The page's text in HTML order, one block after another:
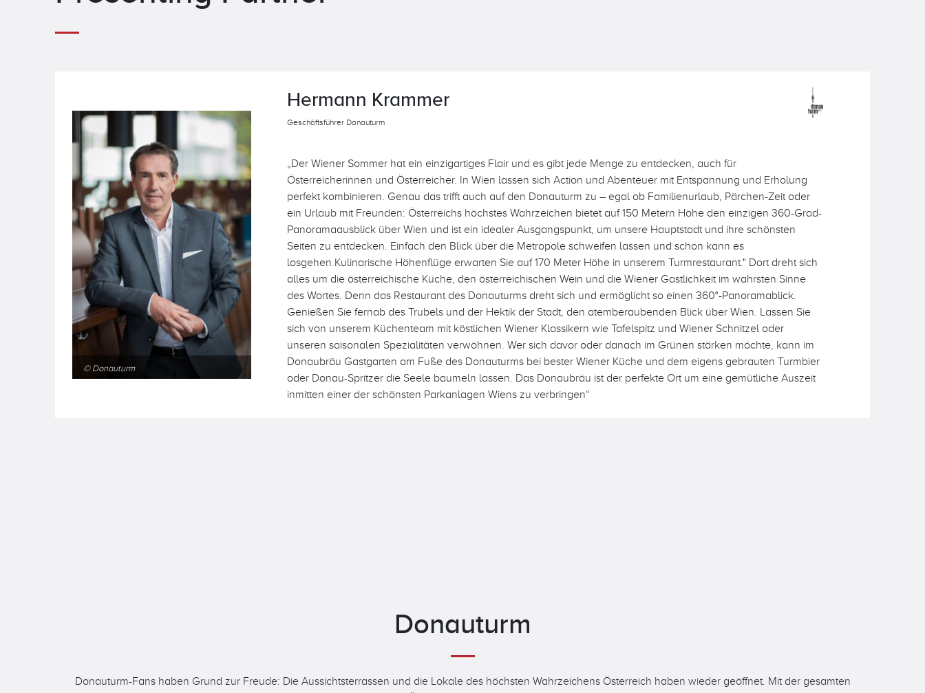
© Donauturm
Hermann Krammer
Geschäftsführer Donauturm
„Der Wiener Sommer hat ein einzigartiges Flair und es gibt jede Menge zu entdecken, auch für
Österreicherinnen und Österreicher. In Wien lassen sich Action und Abenteuer mit Entspannung und Erholung
perfekt kombinieren. Genau das trifft auch auf den Donauturm zu – egal ob Familienurlaub, Pärchen-Zeit oder
ein Urlaub mit Freunden: Österreichs höchstes Wahrzeichen bietet auf 150 Metern Höhe den einzigen 360-Grad-
Panoramaausblick über Wien und ist ein idealer Ausgangspunkt, um unsere Hauptstadt und ihre schönsten
Seiten zu entdecken. Einfach den Blick über die Metropole schweifen lassen und schon kann es
losgehen.Kulinarische Höhenflüge erwarten Sie auf 170 Meter Höhe in unserem Turmrestaurant." Dort dreht sich
alles um die österreichische Küche, den österreichischen Wein und die Wiener Gastlichkeit im wahrsten Sinne
des Wortes. Denn das Restaurant des Donauturms dreht sich und ermöglicht so einen 360°-Panoramablick.
Genießen Sie fernab des Trubels und der Hektik der Stadt, den atemberaubenden Blick über Wien. Lassen Sie
sich von unserem Küchenteam mit köstlichen Wiener Klassikern wie Tafelspitz und Wiener Schnitzel oder
unseren saisonalen Spezialitäten verwöhnen. Wer sich davor oder danach im Grünen stärken möchte, kann im
Donaubräu Gastgarten am Fuße des Donauturms bei bester Wiener Küche und dem eigens gebrauten Turmbier
oder Donau-Spritzer die Seele baumeln lassen. Das Donaubräu ist der perfekte Ort um eine gemütliche Auszeit
inmitten einer der schönsten Parkanlagen Wiens zu verbringen“
Donauturm
Donauturm-Fans haben Grund zur Freude: Die Aussichtsterrassen und die Lokale des höchsten Wahrzeichens Österreich haben wieder geöffnet. Mit der gesamten